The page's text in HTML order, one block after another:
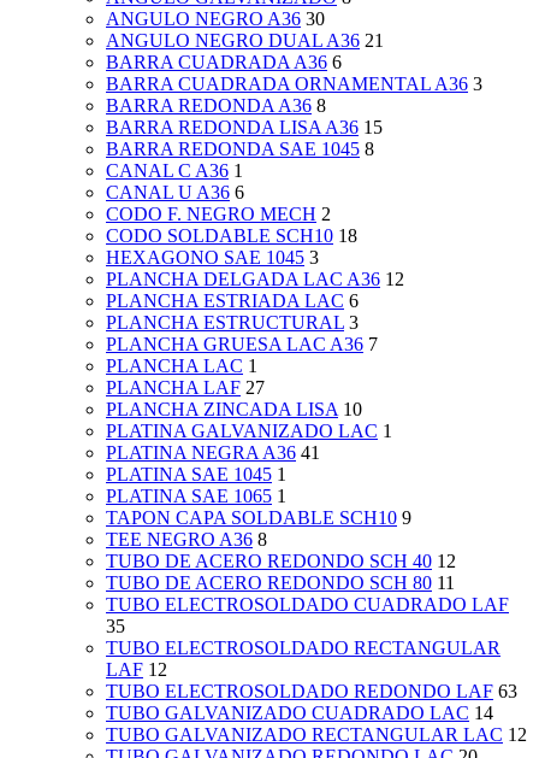
ANGULO NEGRO A36 30
ANGULO NEGRO DUAL A36 21
BARRA CUADRADA A36 6
BARRA CUADRADA ORNAMENTAL A36 3
BARRA REDONDA A36 8
BARRA REDONDA LISA A36 15
BARRA REDONDA SAE 1045 8
CANAL C A36 1
CANAL U A36 6
CODO F. NEGRO MECH 2
CODO SOLDABLE SCH10 18
HEXAGONO SAE 1045 3
PLANCHA DELGADA LAC A36 12
PLANCHA ESTRIADA LAC 6
PLANCHA ESTRUCTURAL 3
PLANCHA GRUESA LAC A36 7
PLANCHA LAC 1
PLANCHA LAF 27
PLANCHA ZINCADA LISA 10
PLATINA GALVANIZADO LAC 1
PLATINA NEGRA A36 41
PLATINA SAE 1045 1
PLATINA SAE 1065 1
TAPON CAPA SOLDABLE SCH10 9
TEE NEGRO A36 8
TUBO DE ACERO REDONDO SCH 40 12
TUBO DE ACERO REDONDO SCH 80 11
TUBO ELECTROSOLDADO CUADRADO LAF
35
TUBO ELECTROSOLDADO RECTANGULAR
LAF 12
TUBO ELECTROSOLDADO REDONDO LAF 63
TUBO GALVANIZADO CUADRADO LAC 14
TUBO GALVANIZADO RECTANGULAR LAC 12